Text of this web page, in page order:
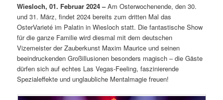
Wiesloch, 01. Februar 2024 –Am Osterwochenende, den 30.
und 31. März, findet 2024 bereits zum dritten Mal das
OsterVarieté im Palatin in Wiesloch statt. Die fantastische Show
für die ganze Familie wird diesmal mit dem deutschen
Vizemeister der Zauberkunst Maxim Maurice und seinen
beeindruckenden Großillusionen besonders magisch – die Gäste
dürfen sich auf echtes Las Vegas-Feeling, faszinierende
Spezialeffekte und unglaubliche Mentalmagie freuen!